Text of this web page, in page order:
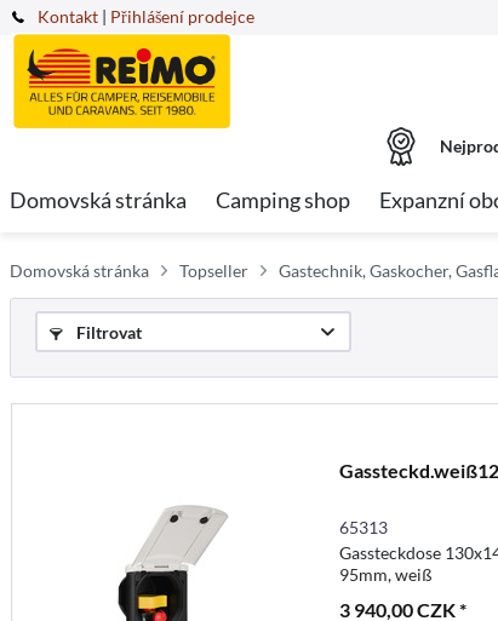
Kontakt | Přihlášení prodejce
Domovská stránka Camping shop Expanzní
Domovská stránka Topseller Gastechnik, Gaskocher,
Filtrovat
65313
Gassteckdose
95mm, weiß
3 940,00 CZK *